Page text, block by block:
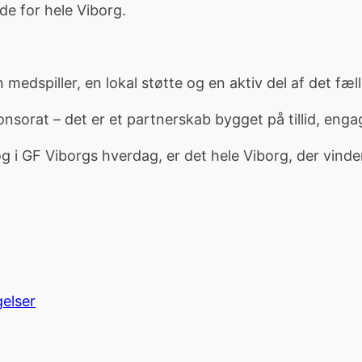
for hele Viborg.
medspiller, en lokal støtte og en aktiv del af det
– det er et partnerskab bygget på tillid,
GF Viborgs hverdag, er det hele Viborg, der